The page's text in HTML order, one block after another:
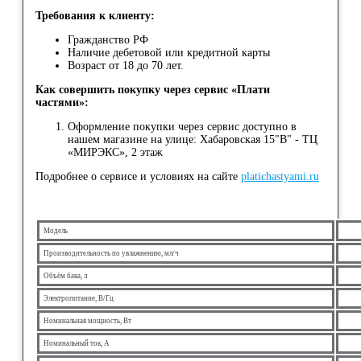
Требования к клиенту:
Гражданство РФ
Наличие дебетовой или кредитной карты
Возраст от 18 до 70 лет.
Как совершить покупку через сервис «Плати
частями»:
Оформление покупки через сервис доступно в
нашем магазине на улице: Хабаровская 15"В" - ТЦ
«МИРЭКС», 2 этаж
Подробнее о сервисе и условиях на сайте platichastyami.ru
Модель
Производительность по увлажнению, мл/ч
Объём бака, л
Электропитание, В/Гц
Номинальная мощность, Вт
Номинальный ток, А